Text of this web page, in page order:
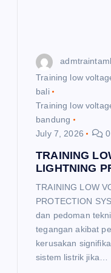
Training low
bali
Training low
bandung
July 7, 2026
TRAINING
LIGHTNING
TRAINING LOW
PROTECTION
dan pedoman
tegangan akibat
kerusakan
sistem listrik jika…